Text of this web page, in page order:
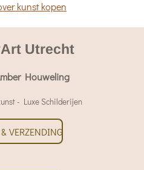
kunst kopen
Utrecht
Houweling
- Luxe Schilderijen
VERZENDING